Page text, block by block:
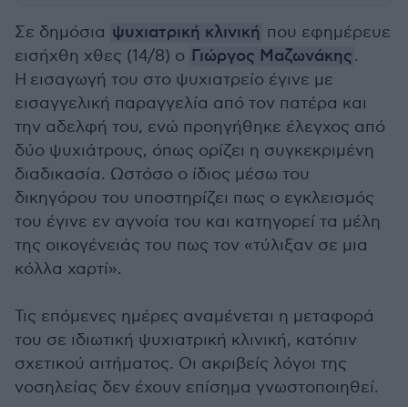
Σε δημόσια ψυχιατρική κλινική που εφημέρευε
εισήχθη χθες (14/8) ο Γιώργος Μαζωνάκης.
Η εισαγωγή του στο ψυχιατρείο έγινε με
εισαγγελική παραγγελία από τον πατέρα και
την αδελφή του, ενώ προηγήθηκε έλεγχος από
δύο ψυχιάτρους, όπως ορίζει η συγκεκριμένη
διαδικασία. Ωστόσο ο ίδιος μέσω του
δικηγόρου του υποστηρίζει πως ο εγκλεισμός
του έγινε εν αγνοία του και κατηγορεί τα μέλη
της οικογένειάς του πως τον «τύλιξαν σε μια
κόλλα χαρτί».
Τις επόμενες ημέρες αναμένεται η μεταφορά
του σε ιδιωτική ψυχιατρική κλινική, κατόπιν
σχετικού αιτήματος. Οι ακριβείς λόγοι της
νοσηλείας δεν έχουν επίσημα γνωστοποιηθεί.